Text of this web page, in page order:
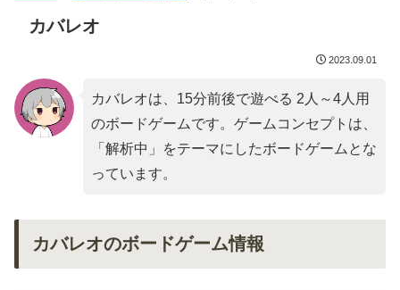
カバレオ
2023.09.01
カバレオは、15分前後で遊べる 2人～4人用
のボードゲームです。ゲームコンセプトは、
「 解析中 」をテーマにしたボードゲームとな
っています。
カバレオのボードゲーム情報